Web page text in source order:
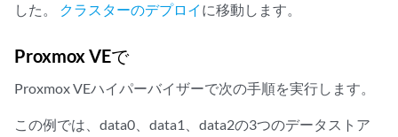
した。
クラスターのデプロイ に移動します。
Proxmox VEで
Proxmox VEハイパーバイザーで次の手順を実行します。
この例では、data0、data1、data2の3つのデータストア